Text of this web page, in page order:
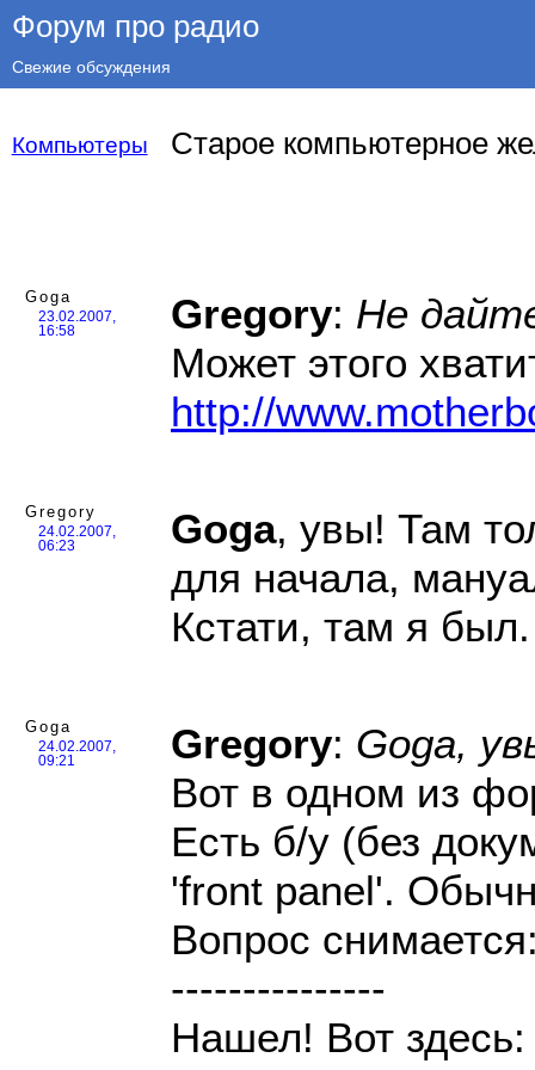
Форум про радио
Свежие обсуждения
Компьютеры Старое компьютерное
Goga
23.02.2007,
16:58
Gregory: Не
Может этого
http://
Gregory
24.02.2007,
06:23
Goga, увы! Там
для начала,
Кстати, там я
Goga
24.02.2007,
09:21
Gregory: Goga,
Вот в одном из
Есть б/у (без
'front panel'.
Вопрос
---------------
Нашел! Вот здесь: